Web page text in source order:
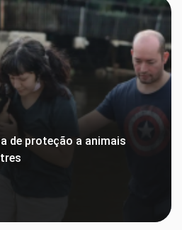
de proteção a animais